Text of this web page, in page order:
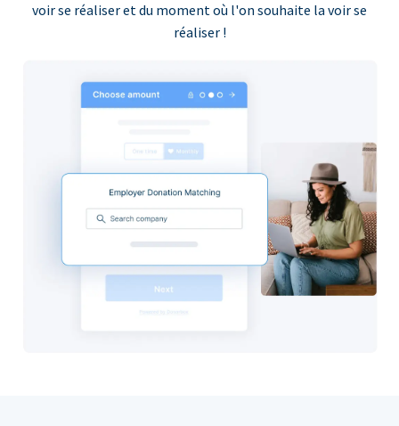
voir se réaliser et du moment où l'on souhaite la voir se
réaliser !